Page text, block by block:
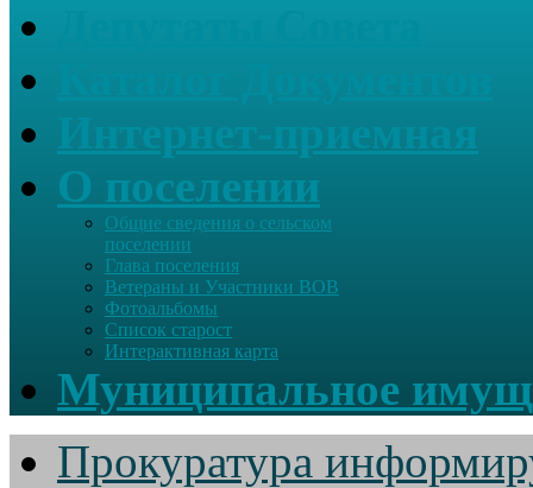
О поселении
Общие сведения о сельском
поселении
Глава поселения
Ветераны и Участники ВОВ
Фотоальбомы
Список старост
Интерактивная карта
Муниципальное
Прокуратура